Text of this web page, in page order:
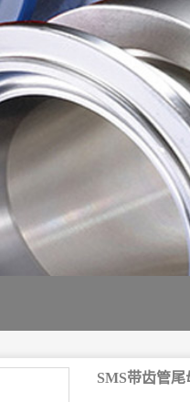
SMS带齿管